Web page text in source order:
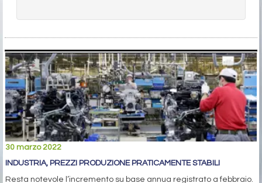
30 marzo 2022
INDUSTRIA, PREZZI PRODUZIONE PRATICAMENTE STABILI
Resta notevole l’incremento su base annua registrato a febbraio.